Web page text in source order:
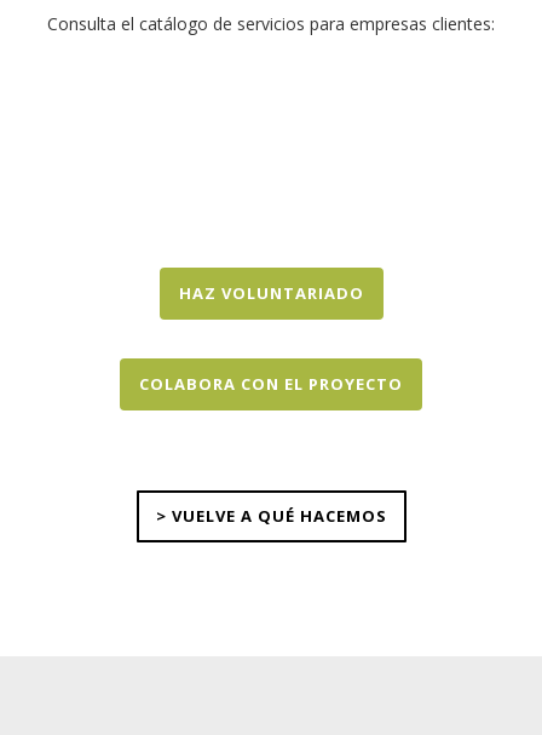
Consulta el catálogo de servicios para empresas clientes:
HAZ VOLUNTARIADO
COLABORA CON EL PROYECTO
> VUELVE A QUÉ HACEMOS